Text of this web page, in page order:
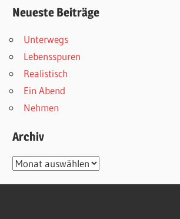
Neueste Beiträge
Unterwegs
Lebensspuren
Realistisch
Ein Abend
Nehmen
Archiv
Archiv